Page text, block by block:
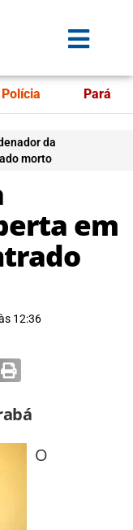
Polícia Pará
da
morto
em
12:36
O